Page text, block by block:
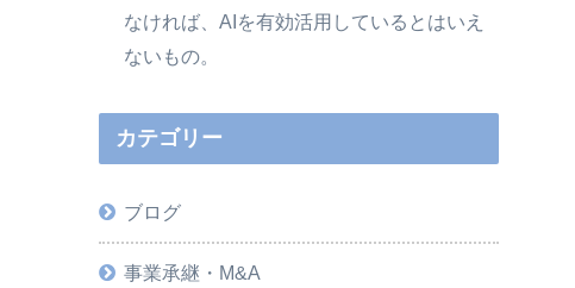
なければ、AIを有効活用しているとはいえ
ないもの。
カテゴリー
ブログ
事業承継・M&A